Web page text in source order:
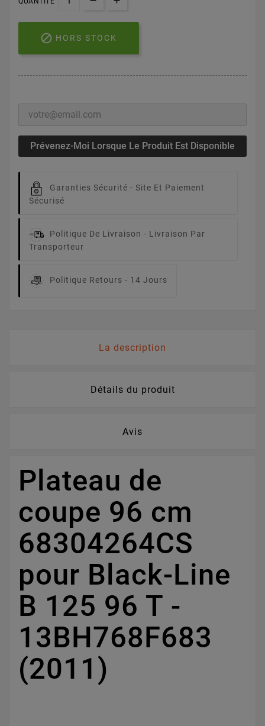
 HORS STOCK
Prévenez-Moi Lorsque Le Produit Est Disponible
Garanties Sécurité - Site Et Paiement
Sécurisé
Politique De Livraison - Livraison Par
Transporteur
Politique Retours - 14 Jours
La description
Détails du produit
Avis
Plateau de
coupe 96 cm
68304264CS
pour Black-Line
B 125 96 T -
13BH768F683
(2011)